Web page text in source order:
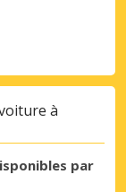
à
par